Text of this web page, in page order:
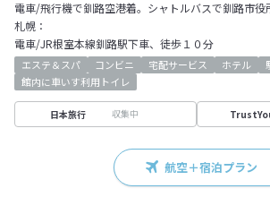
電車/飛行機で釧路空港着。シャトルバスで釧路市役
札幌：
電車/JR根室本線釧路駅下車、徒歩１０分
エステ＆スパ コンビニ 宅配サービス ホテル
館内に車いす利用トイレ
日本旅行 収集中
航空＋宿泊プラン